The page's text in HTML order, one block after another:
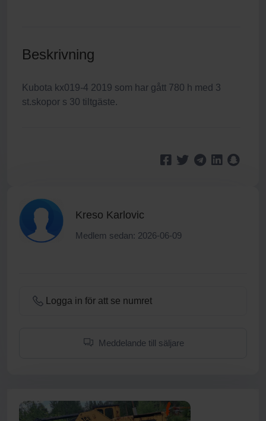
Beskrivning
Kubota kx019-4 2019 som har gått 780 h med 3
st.skopor s 30 tiltgäste.
Kreso Karlovic
Medlem sedan: 2026-06-09
Logga in för att se numret
Meddelande till säljare